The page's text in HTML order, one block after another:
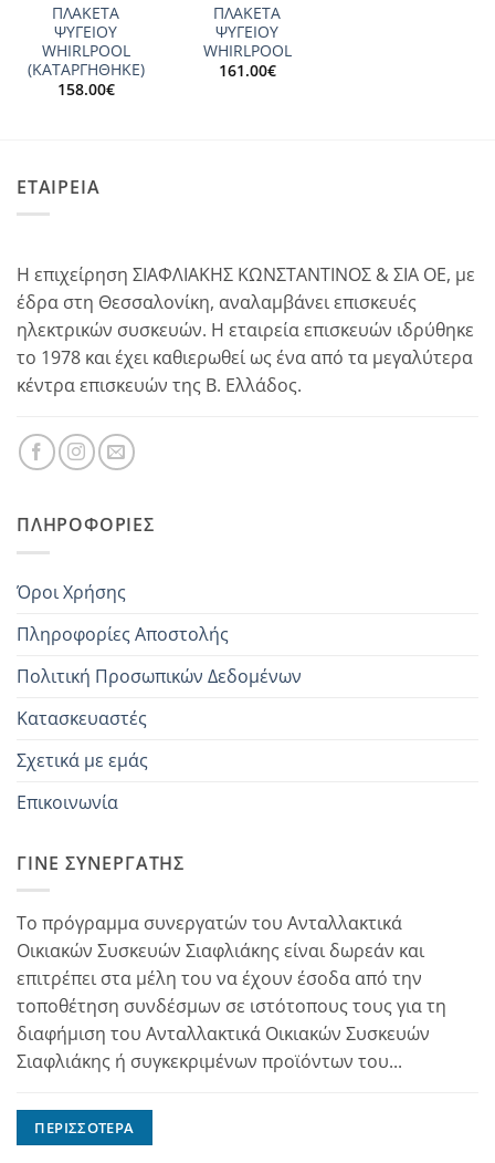
ΠΛΑΚΕΤΑ
ΨΥΓΕΙΟΥ
WHIRLPOOL
(ΚΑΤΑΡΓΗΘΗΚΕ)
158.00€
ΠΛΑΚΕΤΑ
ΨΥΓΕΙΟΥ
WHIRLPOOL
161.00€
ΕΤΑΙΡΕΙΑ
Η επιχείρηση ΣΙΑΦΛΙΑΚΗΣ ΚΩΝΣΤΑΝΤΙΝΟΣ & ΣΙΑ ΟΕ, με
έδρα στη Θεσσαλονίκη, αναλαμβάνει επισκευές
ηλεκτρικών συσκευών. Η εταιρεία επισκευών ιδρύθηκε
το 1978 και έχει καθιερωθεί ως ένα από τα μεγαλύτερα
κέντρα επισκευών της Β. Ελλάδος.
ΠΛΗΡΟΦΟΡΊΕΣ
Όροι Χρήσης
Πληροφορίες Αποστολής
Πολιτική Προσωπικών Δεδομένων
Κατασκευαστές
Σχετικά με εμάς
Επικοινωνία
ΓΊΝΕ ΣΥΝΕΡΓΆΤΗΣ
Το πρόγραμμα συνεργατών του Ανταλλακτικά
Οικιακών Συσκευών Σιαφλιάκης είναι δωρεάν και
επιτρέπει στα μέλη του να έχουν έσοδα από την
τοποθέτηση συνδέσμων σε ιστότοπους τους για τη
διαφήμιση του Ανταλλακτικά Οικιακών Συσκευών
Σιαφλιάκης ή συγκεκριμένων προϊόντων του...
ΠΕΡΙΣΣΌΤΕΡΑ